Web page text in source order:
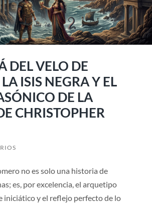
DEL VELO DE
ISIS NEGRA Y EL
DE LA
CHRISTOPHER
no es solo una historia de
es, por excelencia, el arquetipo
iniciático y el reflejo perfecto de lo